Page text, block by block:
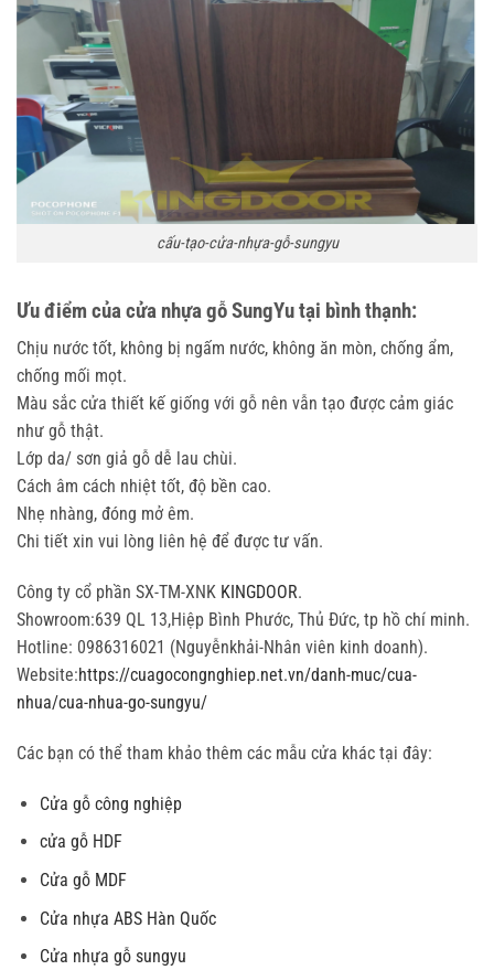
cấu-tạo-cửa-nhựa-gỗ-sungyu
Ưu điểm của cửa nhựa gỗ SungYu tại bình thạnh:
Chịu nước tốt, không bị ngấm nước, không ăn mòn, chống ẩm,
chống mối mọt.
Màu sắc cửa thiết kế giống với gỗ nên vẫn tạo được cảm giác
như gỗ thật.
Lớp da/ sơn giả gỗ dễ lau chùi.
Cách âm cách nhiệt tốt, độ bền cao.
Nhẹ nhàng, đóng mở êm.
Chi tiết xin vui lòng liên hệ để được tư vấn.
Công ty cổ phần SX-TM-XNK KINGDOOR.
Showroom:639 QL 13,Hiệp Bình Phước, Thủ Đức, tp hồ chí minh.
Hotline: 0986316021 (Nguyễnkhải-Nhân viên kinh doanh).
Website:https://cuagocongnghiep.net.vn/danh-muc/cua-
nhua/cua-nhua-go-sungyu/
Các bạn có thể tham khảo thêm các mẫu cửa khác tại đây:
Cửa gỗ công nghiệp
cửa gỗ HDF
Cửa gỗ MDF
Cửa nhựa ABS Hàn Quốc
Cửa nhựa gỗ sungyu